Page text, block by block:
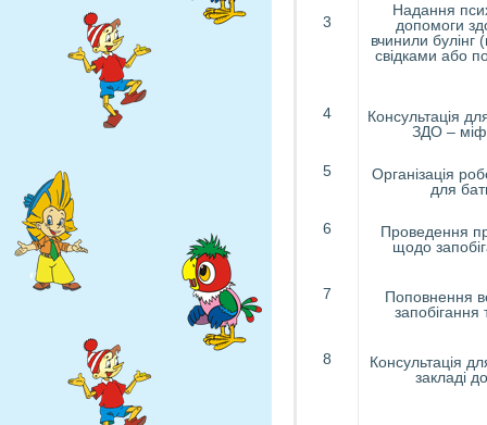
3
Надання
допомоги
вчинили булінг
свідками або
4
Консультація
ЗДО – міф
5
Організація
для
6
Проведення
щодо
7
Поповнення
запобігання
8
Консультація
закладі